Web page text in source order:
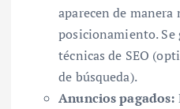
aparecen de
posicionamiento. Se
técnicas de SEO
de búsqueda).
Anuncios pagados: